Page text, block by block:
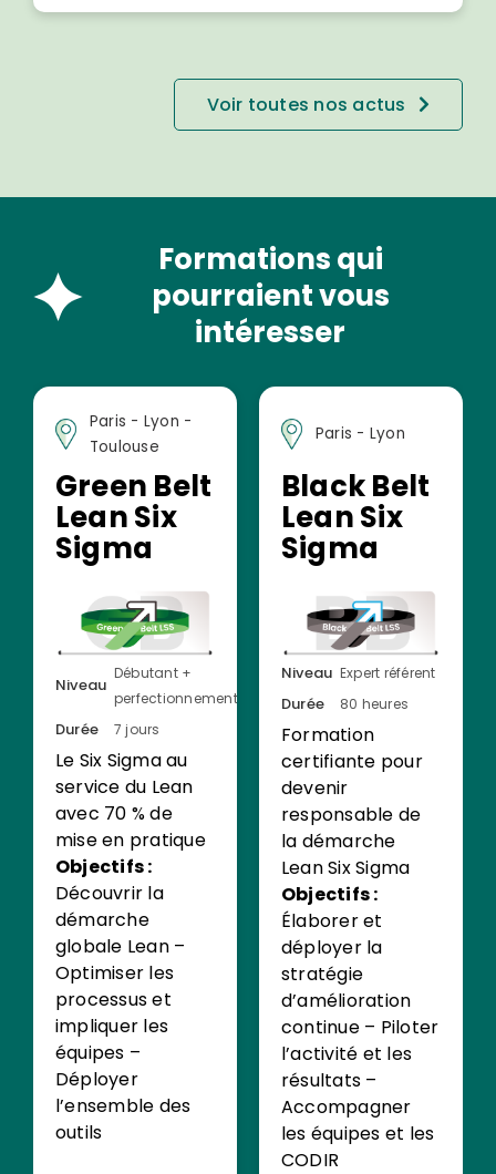
Voir toutes nos actus
Formations qui
pourraient vous
intéresser
Paris - Lyon -
Toulouse
Green Belt
Lean Six
Sigma
Niveau
Débutant +
perfectionnement
Durée 7 jours
Le Six Sigma au
service du Lean
avec 70 % de
mise en pratique
Objectifs :
Découvrir la
démarche
globale Lean –
Optimiser les
processus et
impliquer les
équipes –
Déployer
l’ensemble des
outils
Paris - Lyon
Black Belt
Lean Six
Sigma
Niveau Expert référent
Durée 80 heures
Formation
certifiante pour
devenir
responsable de
la démarche
Lean Six Sigma
Objectifs :
Élaborer et
déployer la
stratégie
d’amélioration
continue – Piloter
l’activité et les
résultats –
Accompagner
les équipes et les
CODIR